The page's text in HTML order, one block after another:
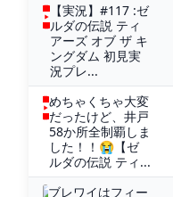
【実況】#117 :ゼ
ルダの伝説 ティ
アーズ オブ ザ キ
ングダム 初見実
況プレ...
めちゃくちゃ大変
だったけど、井戸
58か所全制覇しま
した！！😭【ゼ
ルダの伝説 ティ...
ブレワイはフィー